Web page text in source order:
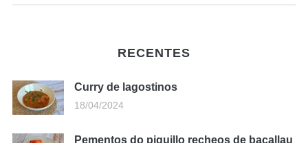
RECENTES
Curry de lagostinos
18/04/2024
Pementos do piquillo recheos de bacallau